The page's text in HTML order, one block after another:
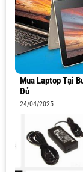
Mua Laptop Tại
Đủ
24/04/2025